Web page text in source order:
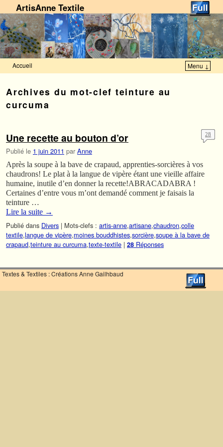
ArtisAnne Textile
Accueil Menu ↓
Archives du mot-clef teinture au
curcuma
Une recette au bouton d’or
Publié le 1 juin 2011 par Anne
28
Après la soupe à la bave de crapaud, apprenties-sorcières à vos
chaudrons! Le plat à la langue de vipère étant une vieille affaire
humaine, inutile d’en donner la recette!ABRACADABRA !
Certaines d’entre vous m’ont demandé comment je faisais la
teinture …
Lire la suite →
Publié dans Divers | Mots-clefs : artis-anne,artisane,chaudron,colle
textile,langue de vipère,moines bouddhistes,sorcière,soupe à la bave de
crapaud,teinture au curcuma,texte-textile | 28 Réponses
Textes & Textiles : Créations Anne Gailhbaud